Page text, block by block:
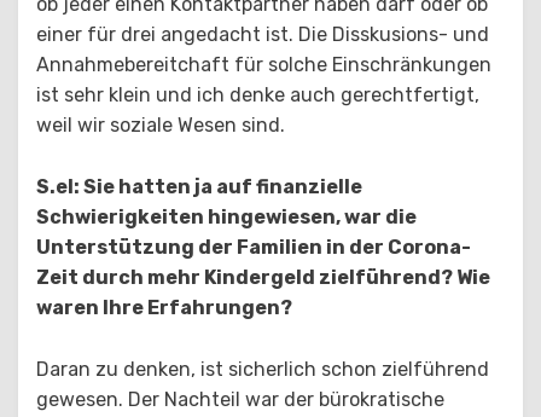
ob jeder einen Kontaktpartner haben darf oder ob
einer für drei angedacht ist. Die Disskusions- und
Annahmebereitchaft für solche Einschränkungen
ist sehr klein und ich denke auch gerechtfertigt,
weil wir soziale Wesen sind.
S.el: Sie hatten ja auf finanzielle
Schwierigkeiten hingewiesen, war die
Unterstützung der Familien in der Corona-
Zeit durch mehr Kindergeld zielführend? Wie
waren Ihre Erfahrungen?
Daran zu denken, ist sicherlich schon zielführend
gewesen. Der Nachteil war der bürokratische